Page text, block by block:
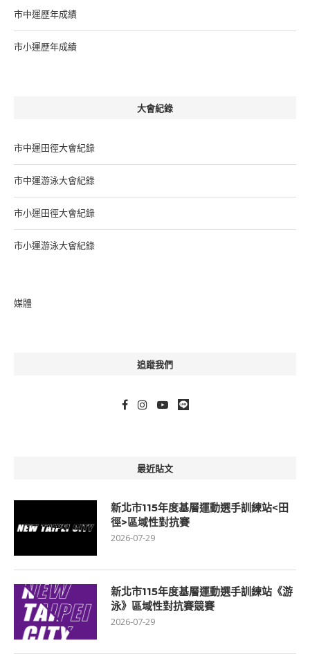
市中運歷年成績
市小運歷年成績
大會紀錄
市中運田徑大會紀錄
市中運游泳大會紀錄
市小運田徑大會紀錄
市小運游泳大會紀錄
媒體
追蹤我們
最近貼文
新北市115年度基層運動選手訓練站<田
徑>區域性對抗賽
2026-07-29
新北市115年度基層運動選手訓練站《游
泳》區域性對抗賽競賽
2026-07-29